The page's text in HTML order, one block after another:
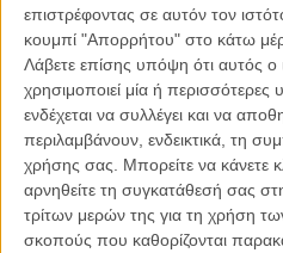
επιστρέφοντας σε αυτόν τον
κουμπί "Απορρήτου" στο κάτω
Λάβετε επίσης υπόψη ότι αυτός
χρησιμοποιεί μία ή περισσότερες
ενδέχεται να συλλέγει και να
περιλαμβάνουν, ενδεικτικά, τη
χρήσης σας. Μπορείτε να κάνετε
αρνηθείτε τη συγκατάθεσή σας
τρίτων μερών της για τη χρήση
σκοπούς που καθορίζονται
Βιμ Βέντερς
Συνέντευξη
Εγγράψου στο εβδομαδιαίο newsletter